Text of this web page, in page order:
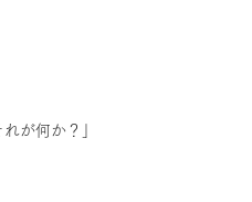
が何か？」